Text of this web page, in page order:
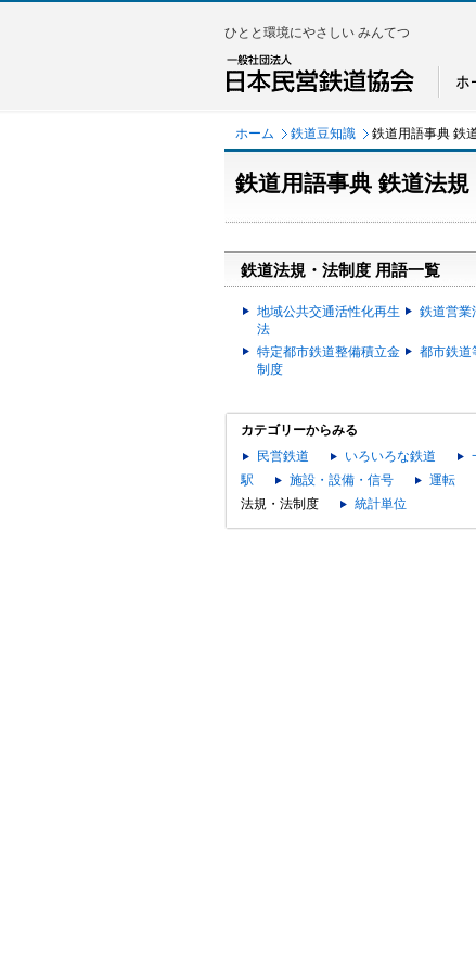
ひとと環境にやさしい みんてつ
ホーム 鉄道豆知識 鉄道用語事典 鉄
鉄道用語事典 鉄道法規
鉄道法規・法制度 用語一覧
地域公共交通活性化再生
法
鉄道営業
特定都市鉄道整備積立金
制度
都市鉄道
カテゴリーからみる
民営鉄道
いろいろな鉄道
駅
施設・設備・信号 運転
法規・法制度
統計単位